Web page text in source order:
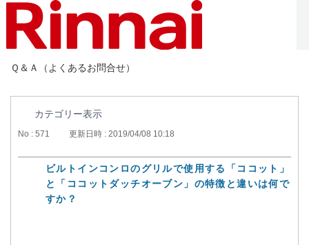
Ｑ＆Ａ（よくあるお問合せ）
カテゴリー表示
No : 571 更新日時 : 2019/04/08 10:18
ビルトインコンロのグリルで使用する「ココット」
と「ココットダッチオーブン」の特徴と違いは何で
すか？